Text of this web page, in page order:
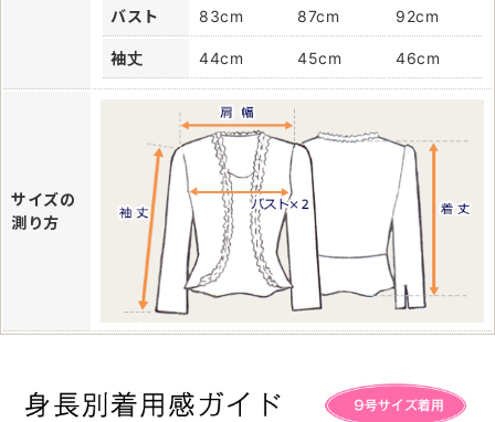
バスト 83cm 87cm 92cm
袖丈 44cm 45cm 46cm
サイズの
測り方